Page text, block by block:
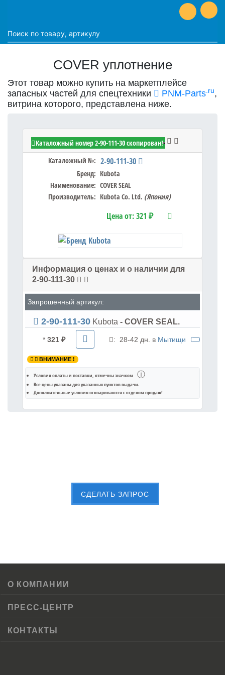
COVER уплотнение
Этот товар можно купить на маркетплейсе
запасных частей для спецтехники
PNM-Parts.ru,
витрина которого, представлена ниже.
Kubota 2-90-111-30 - COVER SEAL
Каталожный №: 2-90-111-30
Бренд: Kubota
Наименование: COVER SEAL
Производитель: Kubota Co. Ltd. (Япония)
Цена от:321 ₽
Каталожный номер 2-90-111-30 скопирован!
Информация о ценах и о наличии для
2-90-111-30
Запрошенный артикул:
2-90-111-30 Kubota - COVER SEAL.
* 321 ₽ : 28-42 дн. в Мытищи
ВНИМАНИЕ !
Условия оплаты и поставки, отмечны значком ⓘ
Все цены указаны дляуказанных пунктов выдачи.
Дополнительные условия оговариваются с отделом продаж!
CДЕЛАТЬ ЗАПРОС
О КОМПАНИИ
ПРЕСС-ЦЕНТР
КОНТАКТЫ